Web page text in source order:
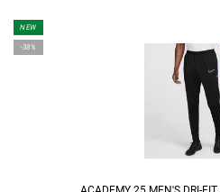
NEW
-38%